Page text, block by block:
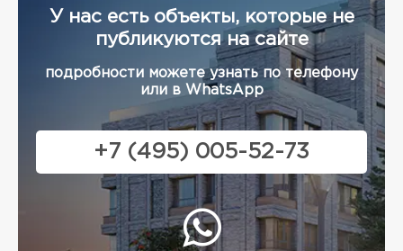
У нас есть объекты, которые не
публикуются на сайте
подробности можете узнать по телефону
или в WhatsApp
+7 (495) 005-52-73